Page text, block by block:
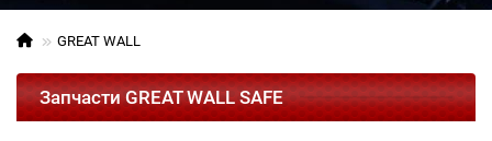
GREAT WALL
Запчасти GREAT WALL SAFE